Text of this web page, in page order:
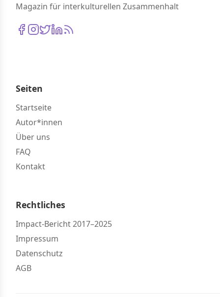
Magazin für interkulturellen Zusammenhalt
Seiten
Startseite
Autor*innen
Über uns
FAQ
Kontakt
Rechtliches
Impact-Bericht 2017–2025
Impressum
Datenschutz
AGB